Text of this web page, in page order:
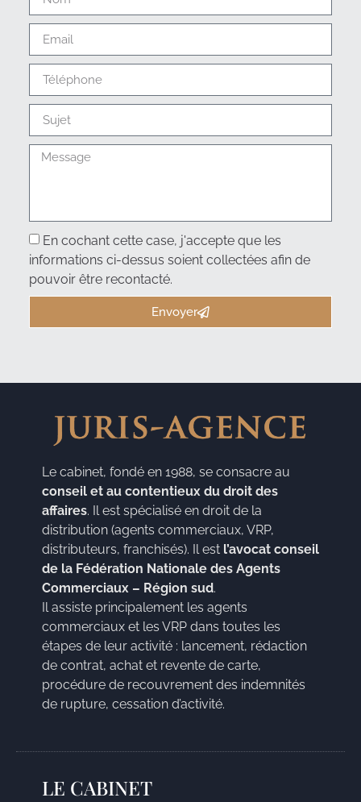
En cochant cette case, j'accepte que les
informations ci-dessus soient collectées afin de
pouvoir être recontacté.
Envoyer
Le cabinet, fondé en 1988, se consacre au
conseil et au contentieux du droit des
affaires. Il est spécialisé en droit de la
distribution (agents commerciaux, VRP,
distributeurs, franchisés). Il est l’avocat conseil
de la Fédération Nationale des Agents
Commerciaux – Région sud.
Il assiste principalement les agents
commerciaux et les VRP dans toutes les
étapes de leur activité : lancement, rédaction
de contrat, achat et revente de carte,
procédure de recouvrement des indemnités
de rupture, cessation d’activité.
LE CABINET